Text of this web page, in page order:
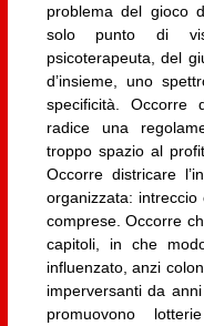
problema del gioco
solo punto di
psicoterapeuta, del
d’insieme, uno
specificità. Occorre
radice una
troppo spazio al
Occorre districare
organizzata:
comprese. Occorre
capitoli, in che
influenzato, anzi
imperversanti da
promuovono